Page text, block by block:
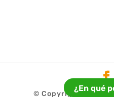
© Copyright 2020
¿En qué